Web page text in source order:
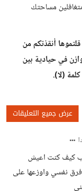
مساحتك
أنقذتكم من
في حيادية بين
(لا).
عرض جميع التعليقات
كيف كنت اعيش
نفسي واوزعها على